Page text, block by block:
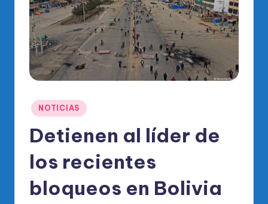
di
o
O
al
el
Publicado
en
NOTICIAS
Detienen al líder de
los recientes
bloqueos en Bolivia